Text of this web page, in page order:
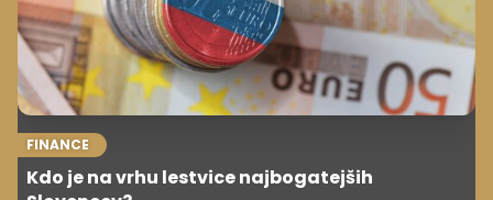
FINANCE
Kdo je na vrhu lestvice najbogatejših